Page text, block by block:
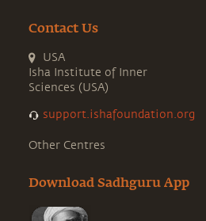
Contact Us
USA
Isha Institute of Inner
Sciences (USA)
support.ishafoundation.org
Other Centres
Download Sadhguru App